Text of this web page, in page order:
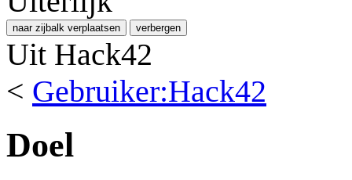
naar zijbalk verplaatsen verbergen
Uit Hack42
< Gebruiker:Hack42
Doel